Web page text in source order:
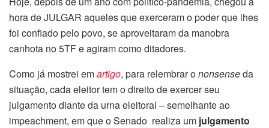
hora de JULGAR aqueles que exerceram o poder que lhes
foi confiado pelo povo, se aproveitaram da manobra
canhota no 5TF e agiram como ditadores.
Como já mostrei emartigo, para relembrar ononsenseda
situação, cada eleitor tem o direito de exercer seu
julgamento diante da urna eleitoral – semelhante ao
impeachment, em que o Senado realiza um julgamento